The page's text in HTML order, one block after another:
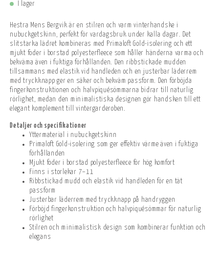
I lager
Hestra Mens Bergvik är en stilren och varm vinterhandske i
nubuckgetskinn, perfekt för vardagsbruk under kalla dagar. Det
slitstarka lädret kombineras med Primaloft Gold-isolering och ett
mjukt foder i borstad polyesterfleece som håller händerna varma och
bekväma även i fuktiga förhållanden. Den ribbstickade mudden
tillsammans med elastik vid handleden och en justerbar läderrem
med tryckknapp ger en säker och bekväm passform. Den förböjda
fingerkonstruktionen och halvpiquésömmarna bidrar till naturlig
rörlighet, medan den minimalistiska designen gör handsken till ett
elegant komplement till vintergarderoben.
Detaljer och specifikationer
Yttermaterial i nubuckgetskinn
Primaloft Gold-isolering som ger effektiv värme även i fuktiga
förhållanden
Mjukt foder i borstad polyesterfleece för hög komfort
Finns i storlekar 7–11
Ribbstickad mudd och elastik vid handleden för en tät
passform
Justerbar läderrem med tryckknapp på handryggen
Förböjd fingerkonstruktion och halvpiquésömmar för naturlig
rörlighet
Stilren och minimalistisk design som kombinerar funktion och
elegans